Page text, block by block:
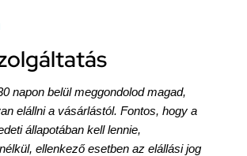
napon belül meggondolod magad,
elállni a vásárlástól. Fontos, hogy a
állapotában kell lennie,
ellenkező esetben az elállási jog